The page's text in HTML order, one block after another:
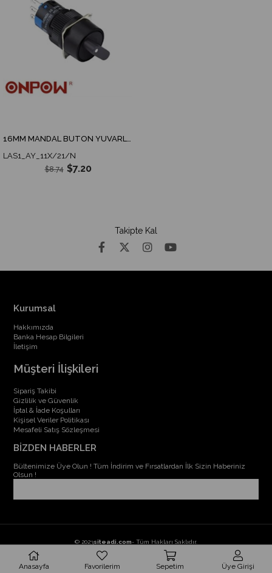
16MM MANDAL BUTON YUVARLAK 0-1
LAS1_AY_11X/21/N
$7.20
$8.74
Takipte Kal
Kurumsal
Hakkımızda
Banka Hesap Bilgileri
İletişim
Müşteri İlişkileri
Sipariş Takibi
Gizlilik ve Güvenlik
İptal & İade Koşulları
Kişisel Veriler Politikası
Mesafeli Satış Sözleşmesi
BİZDEN HABERLER
Bültenimize Üye Olun ! Tüm İndirim ve Fırsatlardan İlk Sizin Haberiniz
Olsun !
© 2023siteadi.com- Tüm Hakları Saklıdır.
Anasayfa Favorilerim Sepetim Üye Girişi